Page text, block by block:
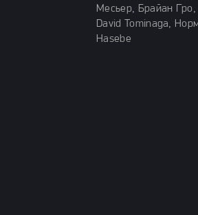
Месьер, Брайан
David Tominaga,
Hasebe